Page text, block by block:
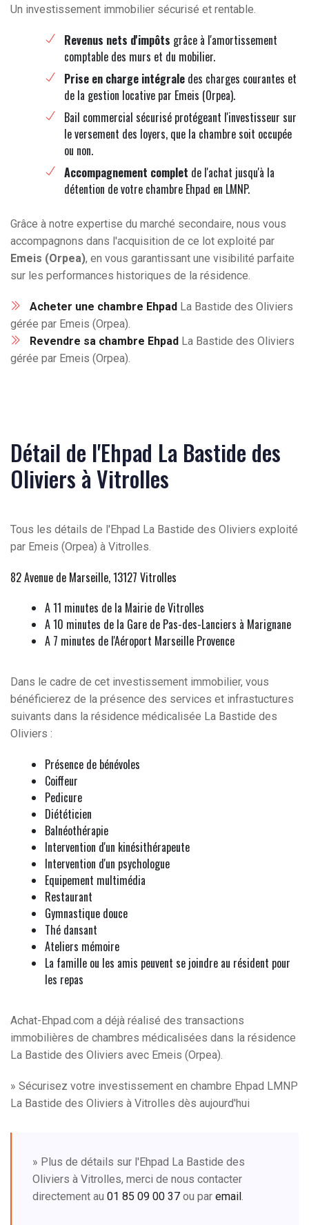
Un investissement immobilier sécurisé et rentable.
Revenus nets d'impôts grâce à l'amortissement
comptable des murs et du mobilier.
Prise en charge intégrale des charges courantes et
de la gestion locative par Emeis (Orpea).
Bail commercial sécurisé protégeant l'investisseur sur
le versement des loyers, que la chambre soit occupée
ou non.
Accompagnement complet de l'achat jusqu'à la
détention de votre chambre Ehpad en LMNP.
Grâce à notre expertise du marché secondaire, nous vous
accompagnons dans l'acquisition de ce lot exploité par
Emeis (Orpea), en vous garantissant une visibilité parfaite
sur les performances historiques de la résidence.
Acheter une chambre Ehpad La Bastide des Oliviers
gérée par Emeis (Orpea).
Revendre sa chambre Ehpad La Bastide des Oliviers
gérée par Emeis (Orpea).
Détail de l'Ehpad La Bastide des
Oliviers à Vitrolles
Tous les détails de l'Ehpad La Bastide des Oliviers exploité
par Emeis (Orpea) à Vitrolles.
82 Avenue de Marseille, 13127 Vitrolles
A 11 minutes de la Mairie de Vitrolles
A 10 minutes de la Gare de Pas-des-Lanciers à Marignane
A 7 minutes de l'Aéroport Marseille Provence
Dans le cadre de cet investissement immobilier, vous
bénéficierez de la présence des services et infrastuctures
suivants dans la résidence médicalisée La Bastide des
Oliviers :
Présence de bénévoles
Coiffeur
Pedicure
Diététicien
Balnéothérapie
Intervention d'un kinésithérapeute
Intervention d'un psychologue
Equipement multimédia
Restaurant
Gymnastique douce
Thé dansant
Ateliers mémoire
La famille ou les amis peuvent se joindre au résident pour
les repas
Achat-Ehpad.com a déjà réalisé des transactions
immobilières de chambres médicalisées dans la résidence
La Bastide des Oliviers avec Emeis (Orpea).
» Sécurisez votre investissement en chambre Ehpad LMNP
La Bastide des Oliviers à Vitrolles dès aujourd'hui
» Plus de détails sur l'Ehpad La Bastide des
Oliviers à Vitrolles, merci de nous contacter
directement au 01 85 09 00 37 ou par email .